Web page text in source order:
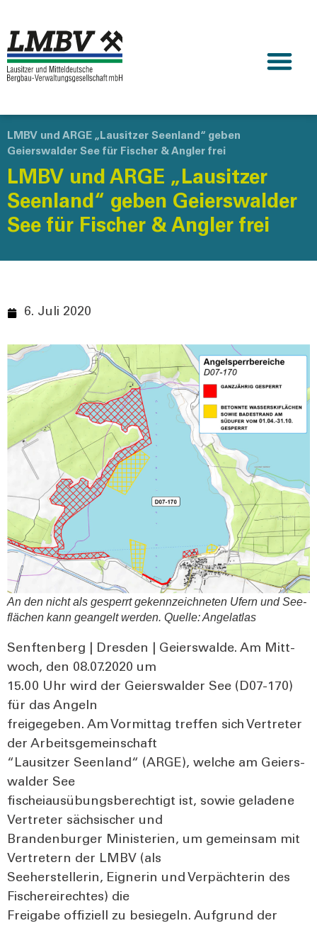
LMBV und ARGE „Lausitzer Seenland“ geben
Geierswalder See für Fischer & Angler frei
LMBV und ARGE „Lausitzer
Seenland“ geben Geierswalder
See für Fischer & Angler frei
6. Juli 2020
An den nicht als gesperrt gekenn­zeich­ne­ten Ufern und See­
flä­chen kann gean­gelt wer­den. Quel­le: Angel­at­las
Senf­ten­berg | Dres­den | Gei­ers­wal­de. Am Mitt­
woch, den 08.07.2020 um
15.00 Uhr wird der Gei­ers­wal­der See (D07-170)
für das Angeln
frei­ge­ge­ben. Am Vor­mit­tag tref­fen sich Ver­tre­ter
der Arbeits­ge­mein­schaft
“Lau­sit­zer Seen­land“ (ARGE), wel­che am Gei­ers­
wal­der See
fischeiaus­übungs­be­rech­tigt ist, sowie gela­de­ne
Ver­tre­ter säch­si­scher und
Bran­den­bur­ger Minis­te­ri­en, um gemein­sam mit
Ver­tre­tern der LMBV (als
See­her­stel­le­rin, Eig­ne­rin und Ver­päch­te­rin des
Fische­rei­rech­tes) die
Frei­ga­be offi­zi­ell zu besie­geln. Auf­grund der